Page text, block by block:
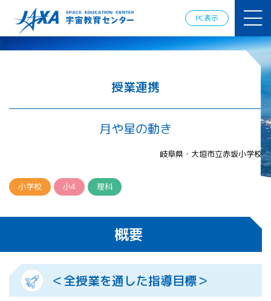
PC表示
ミー
ロスペース
情報の発
信
宇宙を活用
した教育実
践例
体験的学
習機会の
APRSAF（ア
ジア太平洋
地域宇宙機
関会議）宇
宙教育 for
All 分科会
APRSAF宇宙
授業連携
月や星の動き
岐阜県・大垣市立赤坂小学校
小学校 小4 理科
概要
＜全授業を通した指導目標＞